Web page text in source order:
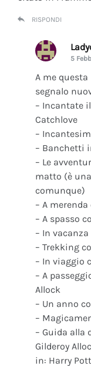
RISPONDI
5
A me
segnalo
– Incantate
Catchlove
–
– Banchetti
– Le
matto (è
comunque)
– A
– A spasso
– In
– Trekking
– In viaggio
– A
Allock
– Un anno
–
– Guida alla
Gilderoy
in: Harry